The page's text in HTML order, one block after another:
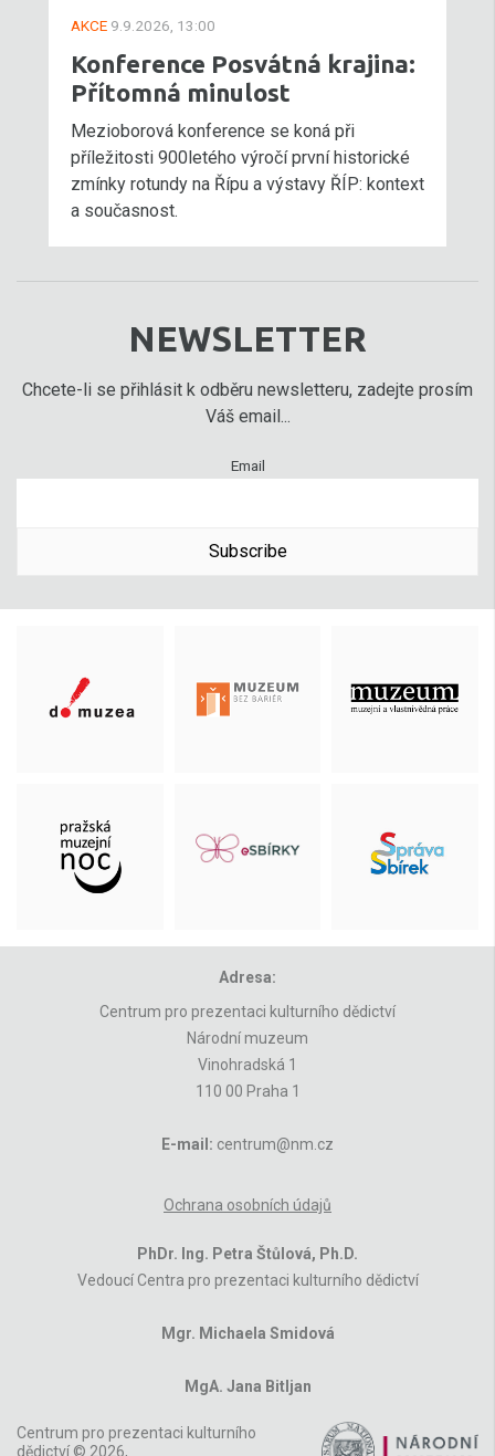
AKCE 9.9.2026, 13:00
Konference Posvátná krajina:
Přítomná minulost
Mezioborová konference se koná při
příležitosti 900letého výročí první historické
zmínky rotundy na Řípu a výstavy ŘÍP: kontext
a současnost.
NEWSLETTER
Chcete-li se přihlásit k odběru newsletteru, zadejte prosím
Váš email...
Email
Subscribe
Adresa:
Centrum pro prezentaci kulturního dědictví
Národní muzeum
Vinohradská 1
110 00 Praha 1
E-mail: centrum@nm.cz
Ochrana osobních údajů
PhDr. Ing. Petra Štůlová, Ph.D.
Vedoucí Centra pro prezentaci kulturního dědictví
Mgr. Michaela Smidová
MgA. Jana Bitljan
Centrum pro prezentaci kulturního
dědictví © 2026,